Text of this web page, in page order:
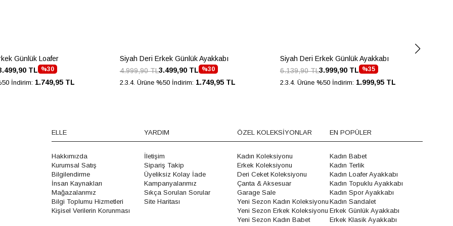
Günlük Loafer
%30
TL
İndirim: 1.749,95 TL
Siyah Deri Erkek Günlük Ayakkabı
%30
3.499,90 TL
4.999,90 TL
2.3.4. Ürüne %50 İndirim: 1.749,95 TL
Siyah Deri Erkek Günlük Ayakkabı
%35
3.999,90 TL
6.139,90 TL
2.3.4. Ürüne %50 İndirim: 1.999,95 TL
ELLE
Hakkımızda
Kurumsal Satış
Bilgilendirme
İnsan Kaynakları
Mağazalarımız
Bilgi Toplumu Hizmetleri
Kişisel Verilerin Korunması
YARDIM
İletişim
Sipariş Takip
Üyeliksiz Kolay İade
Kampanyalarımız
Sıkça Sorulan Sorular
Site Haritası
ÖZEL KOLEKSİYONLAR
Kadın Koleksiyonu
Erkek Koleksiyonu
Deri Ceket Koleksiyonu
Çanta & Aksesuar
Garage Sale
Yeni Sezon Kadın Koleksiyonu
Yeni Sezon Erkek Koleksiyonu
Yeni Sezon Kadın Babet
EN POPÜLER
Kadın Babet
Kadın Terlik
Kadın Loafer Ayakkabı
Kadın Topuklu Ayakkabı
Kadın Spor Ayakkabı
Kadın Sandalet
Erkek Günlük Ayakkabı
Erkek Klasik Ayakkabı